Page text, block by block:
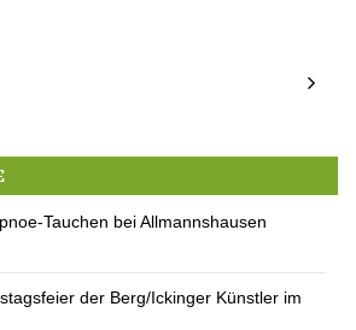
Tauchen bei Allmannshausen
der Berg/Ickinger Künstler im